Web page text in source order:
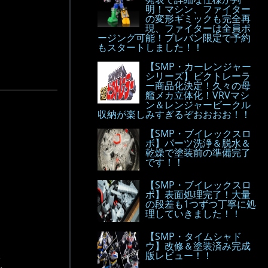
明！マシン、ファイター
の変形ギミックも完全再
現、ファイターは全員ポ
ージング可能！プレバン限定で予約
もスタートしました！！
【SMP・カーレンジャー
シリーズ】ビクトレーラ
ー商品化決定！久々の母
艦メカ立体化！VRVマシ
ン＆レンジャービークル
収納が楽しみすぎるぞおおおお！！
【SMP・ブイレックスロ
ボ】パーツ洗浄＆脱水＆
乾燥で塗装前の準備完了
です！！
【SMP・ブイレックスロ
ボ】表面処理完了！大量
の段差も1つずつ丁寧に処
理していきました！！
【SMP・タイムシャド
ウ】改修＆塗装済み完成
版レビュー！！